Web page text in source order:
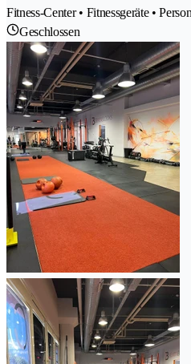
Fitness-Center • Fitnessgeräte •
Geschlossen